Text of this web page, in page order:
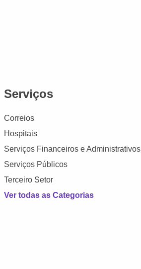
Serviços
Correios
Hospitais
Serviços Financeiros e Administrativos
Serviços Públicos
Terceiro Setor
Ver todas as Categorias